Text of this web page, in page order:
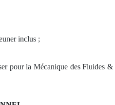
inclus ;
pour la Mécanique des Fluides